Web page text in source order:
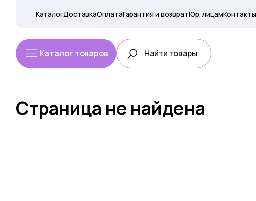
КаталогДоставкаОплатаГарантия и возвратЮр. лицамКонтакты
Каталог товаров
Страница не найдена